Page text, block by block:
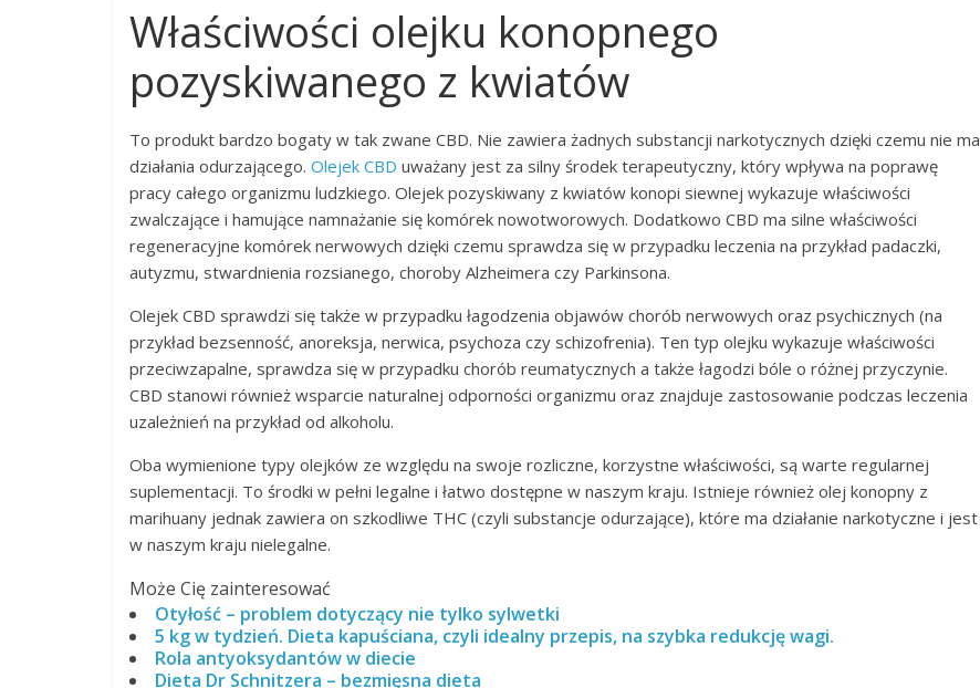
Właściwości olejku konopnego
pozyskiwanego z kwiatów
To produkt bardzo bogaty w tak zwane CBD. Nie zawiera żadnych substancji narkotycznych dzięki czemu nie ma
działania odurzającego. Olejek CBD uważany jest za silny środek terapeutyczny, który wpływa na poprawę
pracy całego organizmu ludzkiego. Olejek pozyskiwany z kwiatów konopi siewnej wykazuje właściwości
zwalczające i hamujące namnażanie się komórek nowotworowych. Dodatkowo CBD ma silne właściwości
regeneracyjne komórek nerwowych dzięki czemu sprawdza się w przypadku leczenia na przykład padaczki,
autyzmu, stwardnienia rozsianego, choroby Alzheimera czy Parkinsona.
Olejek CBD sprawdzi się także w przypadku łagodzenia objawów chorób nerwowych oraz psychicznych (na
przykład bezsenność, anoreksja, nerwica, psychoza czy schizofrenia). Ten typ olejku wykazuje właściwości
przeciwzapalne, sprawdza się w przypadku chorób reumatycznych a także łagodzi bóle o różnej przyczynie.
CBD stanowi również wsparcie naturalnej odporności organizmu oraz znajduje zastosowanie podczas leczenia
uzależnień na przykład od alkoholu.
Oba wymienione typy olejków ze względu na swoje rozliczne, korzystne właściwości, są warte regularnej
suplementacji. To środki w pełni legalne i łatwo dostępne w naszym kraju. Istnieje również olej konopny z
marihuany jednak zawiera on szkodliwe THC (czyli substancje odurzające), które ma działanie narkotyczne i jest
w naszym kraju nielegalne.
Może Cię zainteresować
Otyłość – problem dotyczący nie tylko sylwetki
5 kg w tydzień. Dieta kapuściana, czyli idealny przepis, na szybka redukcję wagi.
Rola antyoksydantów w diecie
Dieta Dr Schnitzera – bezmięsna dieta